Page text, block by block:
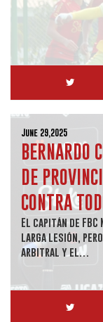
June 29,2025
BERNARDO
DE
CONTRA
El capitán de
larga lesión,
arbitral y el…